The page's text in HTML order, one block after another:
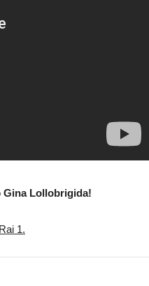
Gina Lollobrigida!
1.